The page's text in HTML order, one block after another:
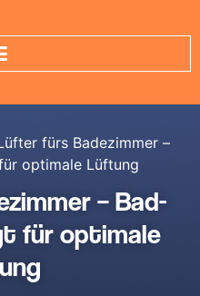
fürs Badezimmer –
optimale Lüftung
– Bad-
für optimale